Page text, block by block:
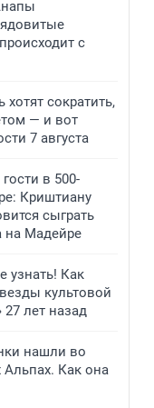
с
хотят сократить,
— и вот
7 августа
в 500-
Криштиану
сыграть
на Мадейре
узнать! Как
культовой
лет назад
нашли во
Альпах. Как она